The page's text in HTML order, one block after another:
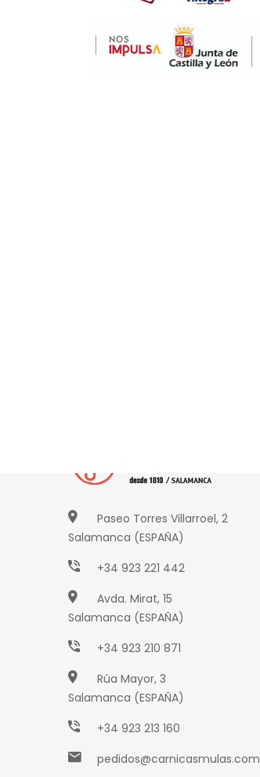
Paseo Torres Villarroel, 2
Salamanca (ESPAÑA)
+34 923 221 442
Avda. Mirat, 15
Salamanca (ESPAÑA)
+34 923 210 871
Rúa Mayor, 3
Salamanca (ESPAÑA)
+34 923 213 160
pedidos@carnicasmulas.com